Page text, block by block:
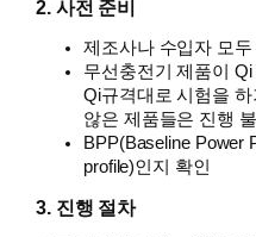
2. 사전 준비
제조사나 수입자 모두
무선충전기 제품이
Qi규격대로 시험을
않은 제품들은 진행
BPP(Baseline Power
profile)인지 확인
3. 진행 절차